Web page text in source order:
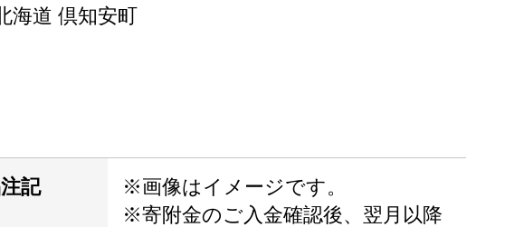
海道 倶知安町
記
※画像はイメージです。
※寄附金のご入金確認後、翌月以降